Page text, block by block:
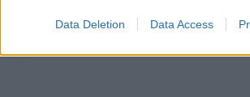
Data Deletion Data Access
Felnőttképzés